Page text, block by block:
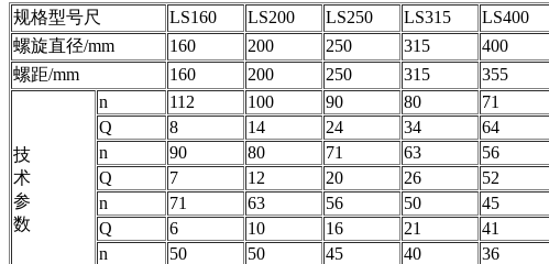
规格型号尺
LS160 LS200 LS250 LS315
LS400
螺旋直径/mm
160 200 250 315
400
螺距/mm
160 200 250 315 355
技
术
参
数
n 112 100 90 80
71
Q
8 14 24 34
64
n
90 80 71 63
56
Q
7 12 20 26
52
n
71 63 56 50
45
Q
6 10 16 21
41
n
50 50 45 40
36